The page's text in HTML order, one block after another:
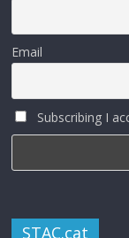
Email
Subscribing I
STAC.cat